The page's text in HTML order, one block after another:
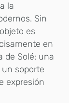
la
Sin
es
en
de Solé: una
soporte
expresión